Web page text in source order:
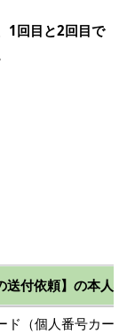
1回目と2回目で
送付依頼】の本人
ド（個人番号カー